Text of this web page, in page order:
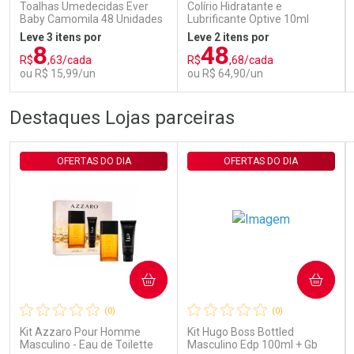
Toalhas Umedecidas Ever
Baby Camomila 48 Unidades
Leve 3 itens por
R$8,63/cada
ou R$ 15,99/un
FECHAR
Laboratório
Comprar sem Desconto
Por R$ 15,99/cada
FECHAR
Por Menos
Comprar sem Desconto
Por R$ 15,99/cada
Colírio Hidratante e
Lubrificante Optive 10ml
Leve 2 itens por
R$48,68/cada
ou R$ 64,90/un
Comprar sem Desconto
Por R$ 64,90/cada
Por Menos
Comprar sem Desconto
Por R$ 64,90/cada
Destaques Lojas parceiras
(0)
Kit Azzaro Pour Homme
Masculino - Eau de Toilette
OFERTAS DO DIA
COMPRAR
(0)
Kit Hugo Boss Bottled
Masculino Edp 100ml + Gb
OFERTAS DO DIA
COMPRAR